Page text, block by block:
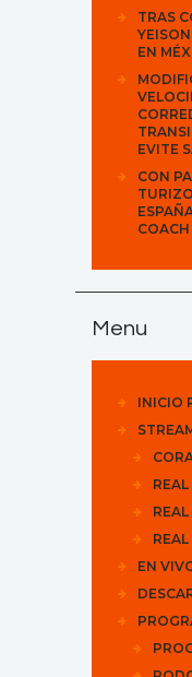
TRAS
EN
EVITE
CON
COACH
Menu
INICIO
EN